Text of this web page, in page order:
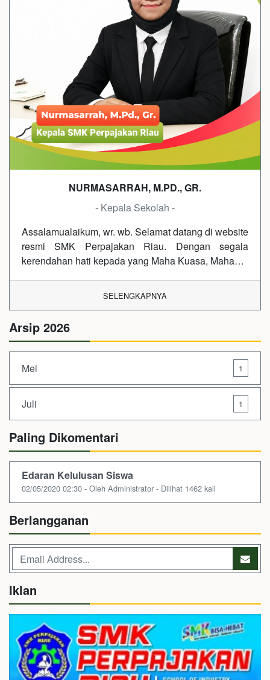
NURMASARRAH, M.PD., GR.
- Kepala Sekolah -
Assalamualaikum, wr. wb. Selamat datang di website
resmi SMK Perpajakan Riau. Dengan segala
kerendahan hati kepada yang Maha Kuasa, Maha…
SELENGKAPNYA
Arsip 2026
Mei 1
Juli 1
Paling Dikomentari
Edaran Kelulusan Siswa
02/05/2020 02:30 - Oleh Administrator - Dilihat 1462 kali
Berlangganan
Iklan